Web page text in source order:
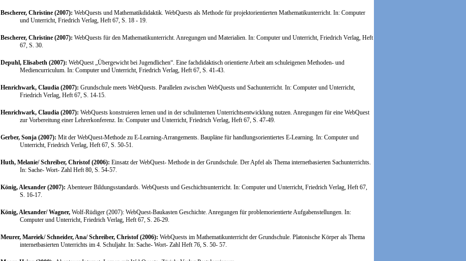
Bescherer, Christine (2007): WebQuests und Mathematikdidaktik. WebQuests als Methode für projektorientierten Mathematikunterricht. In: Computer
und Unterricht, Friedrich Verlag, Heft 67, S. 18 - 19.
Bescherer, Christine (2007): WebQuests für den Mathematikunterricht. Anregungen und Materialien. In: Computer und Unterricht, Friedrich Verlag, Heft
67, S. 30.
Depuhl, Elisabeth (2007): WebQuest „Übergewicht bei Jugendlichen“. Eine fachdidaktisch orientierte Arbeit am schuleigenen Methoden- und
Mediencurriculum. In: Computer und Unterricht, Friedrich Verlag, Heft 67, S. 41-43.
Henrichwark, Claudia (2007): Grundschule meets WebQuests. Parallelen zwischen WebQuests und Sachunterricht. In: Computer und Unterricht,
Friedrich Verlag, Heft 67, S. 14-15.
Henrichwark, Claudia (2007): WebQuests konstruieren lernen und in der schulinternen Unterrichtsentwicklung nutzen. Anregungen für eine WebQuest
zur Vorbereitung einer Lehrerkonferenz. In: Computer und Unterricht, Friedrich Verlag, Heft 67, S. 47-49.
Gerber, Sonja (2007): Mit der WebQuest-Methode zu E-Learning-Arrangements. Baupläne für handlungsorientiertes E-Learning. In: Computer und
Unterricht, Friedrich Verlag, Heft 67, S. 50-51.
Huth, Melanie/ Schreiber, Christof (2006): Einsatz der WebQuest- Methode in der Grundschule. Der Apfel als Thema internetbasierten Sachunterrichts.
In: Sache- Wort- Zahl Heft 80, S. 54-57.
König, Alexander (2007): Abenteuer Bildungsstandards. WebQuests und Geschichtsunterricht. In: Computer und Unterricht, Friedrich Verlag, Heft 67,
S. 16-17.
König, Alexander/ Wagner, Wolf-Rüdiger (2007): WebQuest-Baukasten Geschichte. Anregungen für problemorientierte Aufgabenstellungen. In:
Computer und Unterricht, Friedrich Verlag, Heft 67, S. 26-29.
Meurer, Mareiek/ Schneider, Ana/ Schreiber, Christof (2006): WebQuests im Mathematikunterricht der Grundschule. Platonische Körper als Thema
internetbasierten Unterrichts im 4. Schuljahr. In: Sache- Wort- Zahl Heft 76, S. 50- 57.